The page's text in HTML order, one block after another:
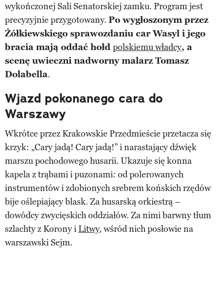
wykończonej Sali Senatorskiej zamku. Program jest
precyzyjnie przygotowany. Po wygłoszonym przez
Żółkiewskiego sprawozdaniu car Wasyl i jego
bracia mają oddać hołd polskiemu władcy, a
scenę uwieczni nadworny malarz Tomasz
Dolabella.
Wjazd pokonanego cara do
Warszawy
Wkrótce przez Krakowskie Przedmieście przetacza się
krzyk: „Cary jadą! Cary jadą!” i narastający dźwięk
marszu pochodowego husarii. Ukazuje się konna
kapela z trąbami i puzonami: od polerowanych
instrumentów i zdobionych srebrem końskich rzędów
bije oślepiający blask. Za husarską orkiestrą –
dowódcy zwycięskich oddziałów. Za nimi barwny tłum
szlachty z Korony i Litwy, wśród nich posłowie na
warszawski Sejm.